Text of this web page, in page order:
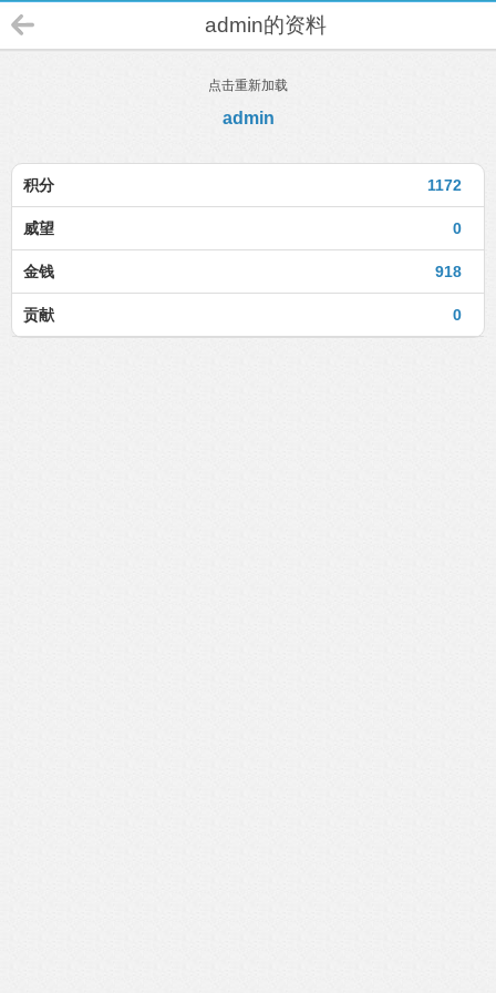
admin的资料
点击重新加载
admin
1172
积分
0
威望
918
金钱
0
贡献